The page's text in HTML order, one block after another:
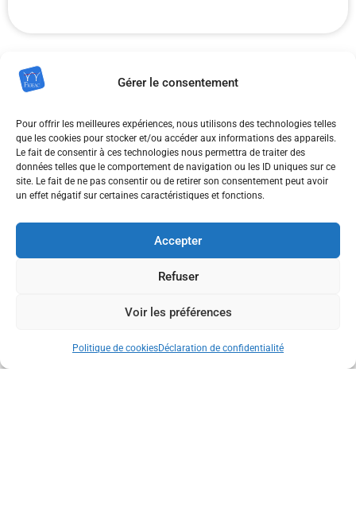
Gérer le consentement
Pour offrir les meilleures expériences, nous utilisons des technologies telles
que les cookies pour stocker et/ou accéder aux informations des appareils.
Le fait de consentir à ces technologies nous permettra de traiter des
données telles que le comportement de navigation ou les ID uniques sur ce
site. Le fait de ne pas consentir ou de retirer son consentement peut avoir
un effet négatif sur certaines caractéristiques et fonctions.
Accepter
Refuser
Voir les préférences
Politique de cookiesDéclaration de confidentialité
La CPAM Vous Accompagne –
Webinaire/atelier Futurs Parents
(juillet)
Webinaire organisé par la CPAM du Lot et animé en
partenariat avec un professionnel de santé de la PMI
du Département. Futurs parents : un webinaire pour